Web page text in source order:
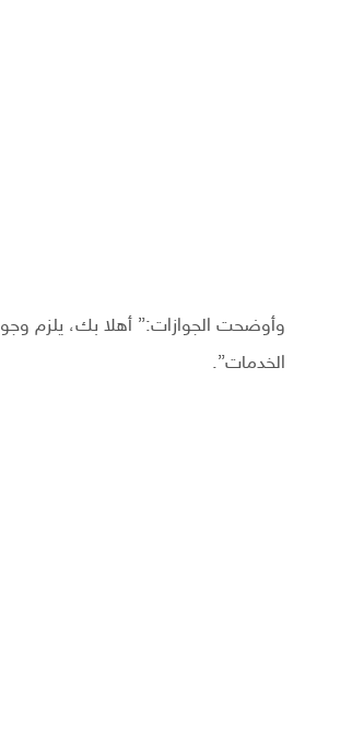
وأوضحت الجوازات:” أهلا بك، يلزم
الخدمات”.